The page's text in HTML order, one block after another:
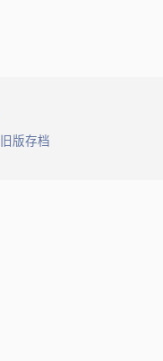
旧版存档